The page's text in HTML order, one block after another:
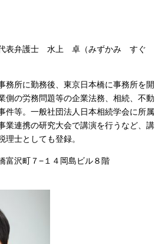
表弁護士 水上 卓（みずかみ すぐ
務所に勤務後、東京日本橋に事務所を開
側の労務問題等の企業法務、相続、不動
件等。一般社団法人日本相続学会に所属
業連携の研究大会で講演を行うなど、講
理士としても登録。
富沢町７−１４岡島ビル８階